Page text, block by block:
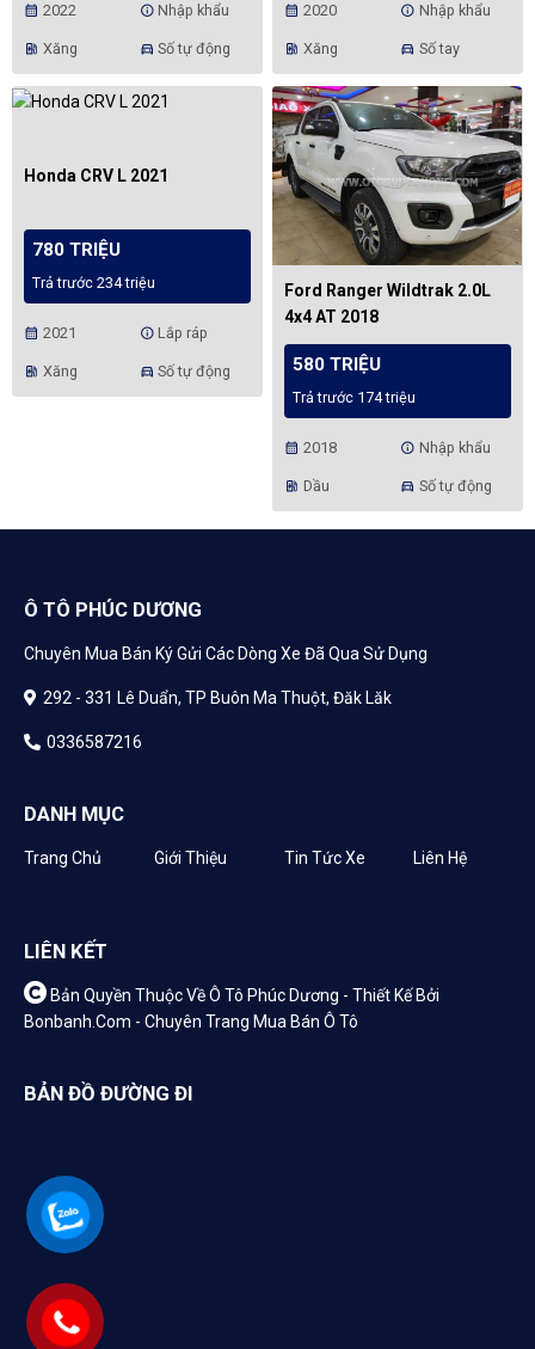
calendar_month 2022 info Nhập khẩu
ev_station Xăng directions_car Số tự động
calendar_month 2020 info Nhập khẩu
ev_station Xăng directions_car Số tay
Honda CRV L 2021
780 TRIỆU
Trả trước 234 triệu
calendar_month 2021 info Lắp ráp
ev_station Xăng directions_car Số tự động
Ford Ranger Wildtrak 2.0L
4x4 AT 2018
580 TRIỆU
Trả trước 174 triệu
calendar_month 2018 info Nhập khẩu
ev_station Dầu directions_car Số tự động
Ô TÔ PHÚC DƯƠNG
Chuyên Mua Bán Ký Gửi Các Dòng Xe Đã Qua Sử Dụng
292 - 331 Lê Duẩn, TP Buôn Ma Thuột, Đăk Lăk
0336587216
DANH MỤC
Trang Chủ Giới Thiệu Tin Tức Xe Liên Hệ
LIÊN KẾT
Bản Quyền Thuộc Về Ô Tô Phúc Dương - Thiết Kế Bởi
Bonbanh.com - Chuyên Trang Mua Bán Ô Tô
BẢN ĐỒ ĐƯỜNG ĐI